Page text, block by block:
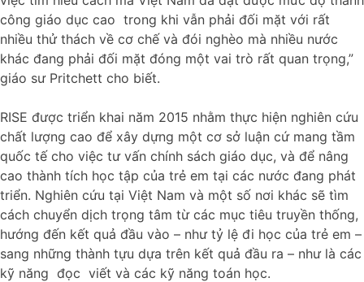
công giáo dục cao trong khi vẫn phải đối mặt với rất
nhiều thử thách về cơ chế và đói nghèo mà nhiều nước
khác đang phải đối mặt đóng một vai trò rất quan trọng,”
giáo sư Pritchett cho biết.
RISE được triển khai năm 2015 nhằm thực hiện nghiên cứu
chất lượng cao để xây dựng một cơ sở luận cứ mang tầm
quốc tế cho việc tư vấn chính sách giáo dục, và để nâng
cao thành tích học tập của trẻ em tại các nước đang phát
triển. Nghiên cứu tại Việt Nam và một số nơi khác sẽ tìm
cách chuyển dịch trọng tâm từ các mục tiêu truyền thống,
hướng đến kết quả đầu vào – như tỷ lệ đi học của trẻ em –
sang những thành tựu dựa trên kết quả đầu ra – như là các
kỹ năng đọc viết và các kỹ năng toán học.